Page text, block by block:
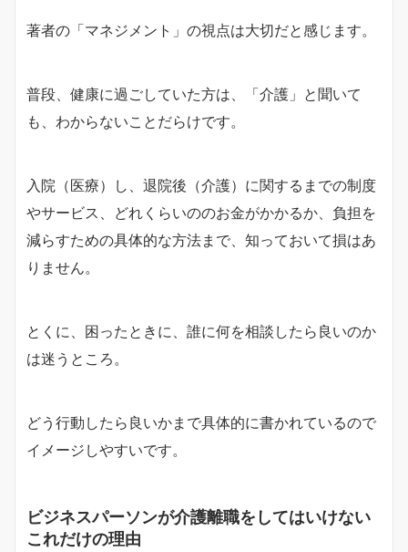
著者の「マネジメント」の視点は大切だと感じます。
普段、健康に過ごしていた方は、「介護」と聞いて
も、わからないことだらけです。
入院（医療）し、退院後（介護）に関するまでの制度
やサービス、どれくらいののお金がかかるか、負担を
減らすための具体的な方法まで、知っておいて損はあ
りません。
とくに、困ったときに、誰に何を相談したら良いのか
は迷うところ。
どう行動したら良いかまで具体的に書かれているので
イメージしやすいです。
ビジネスパーソンが介護離職をしてはいけない
これだけの理由